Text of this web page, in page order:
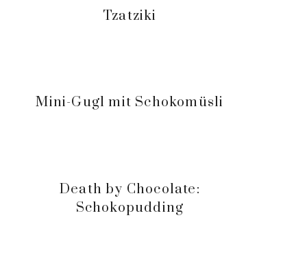
Tzatziki
Mini-Gugl mit Schokomüsli
Death by Chocolate:
Schokopudding